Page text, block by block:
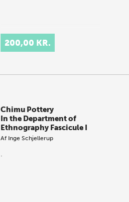
200,00 KR.
Chimu Pottery
In the Department of
Ethnography Fascicule I
Af Inge Schjellerup
.